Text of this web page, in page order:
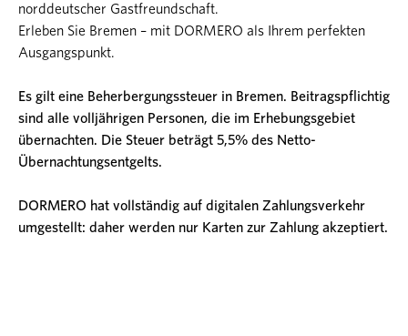
norddeutscher Gastfreundschaft.
Erleben Sie Bremen – mit DORMERO als Ihrem perfekten
Ausgangspunkt.
Es gilt eine Beherbergungssteuer in Bremen. Beitragspflichtig
sind alle volljährigen Personen, die im Erhebungsgebiet
übernachten. Die Steuer beträgt 5,5% des Netto-
Übernachtungsentgelts.
DORMERO hat vollständig auf digitalen Zahlungsverkehr
umgestellt: daher werden nur Karten zur Zahlung akzeptiert.